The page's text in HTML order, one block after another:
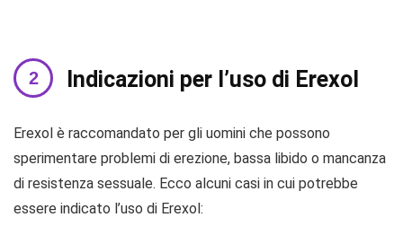
Indicazioni per l’uso di Erexol
Erexol è raccomandato per gli uomini che possono
sperimentare problemi di erezione, bassa libido o mancanza
di resistenza sessuale. Ecco alcuni casi in cui potrebbe
essere indicato l’uso di Erexol: